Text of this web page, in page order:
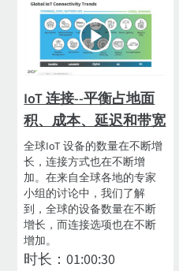
IoT 连接--平衡占地面
积、成本、延迟和带宽
全球IoT 设备的数量在不断增
长，连接方式也在不断增
加。在来自全球各地的专家
小组的讨论中，我们了解
到，全球的设备数量在不断
增长，而连接选项也在不断
增加。
时长：01:00:30